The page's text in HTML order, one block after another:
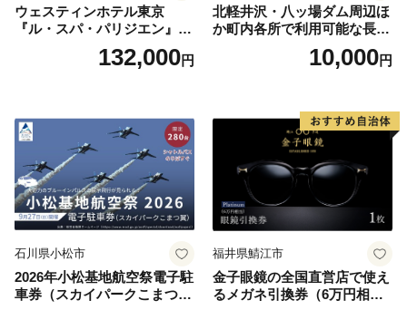
ウェスティンホテル東京
『ル・スパ・パリジエン』選
べるボディセラピー90分/1名
132,000円
北軽井沢・八ッ場ダム周辺ほ
か町内各所で利用可能な長野
原町ふるさと感謝券（3,000
円分）【トラベル 観光 旅行
10,000円
石川県小松市
2026年小松基地航空祭電子駐
車券（スカイパークこまつ
福井県鯖江市
金子眼鏡の全国直営店で使え
るメガネ引換券（6万円相